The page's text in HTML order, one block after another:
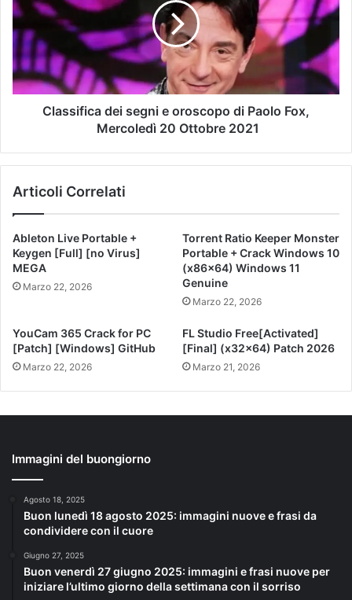
Classifica dei segni e oroscopo di Paolo Fox,
Mercoledì 20 Ottobre 2021
Articoli Correlati
Ableton Live Portable +
Keygen [Full] [no Virus]
MEGA
Marzo 22, 2026
Torrent Ratio Keeper Monster
Portable + Crack Windows 10
(x86x64) Windows 11
Genuine
Marzo 22, 2026
YouCam 365 Crack for PC
[Patch] [Windows] GitHub
Marzo 22, 2026
FL Studio Free[Activated]
[Final] (x32x64) Patch 2026
Marzo 21, 2026
Immagini del buongiorno
Agosto 18, 2025
Buon lunedì 18 agosto 2025: immagini nuove e frasi da
condividere con il cuore
Giugno 27, 2025
Buon venerdì 27 giugno 2025: immagini e frasi nuove per
iniziare l’ultimo giorno della settimana con il sorriso